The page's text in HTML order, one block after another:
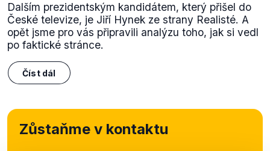
Dalším prezidentským kandidátem, který přišel do
České televize, je Jiří Hynek ze strany Realisté. A
opět jsme pro vás připravili analýzu toho, jak si vedl
po faktické stránce.
Číst dál
Zůstaňme v kontaktu